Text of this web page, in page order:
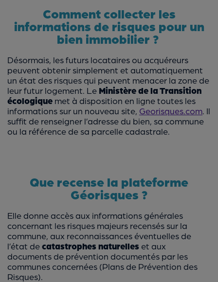
Comment collecter les
informations de risques pour un
bien immobilier ?
Désormais, les futurs locataires ou acquéreurs
peuvent obtenir simplement et automatiquement
un état des risques qui peuvent menacer la zone de
leur futur logement. Le Ministère de la Transition
écologique met à disposition en ligne toutes les
informations sur un nouveau site, Georisques.com . Il
suffit de renseigner l’adresse du bien, sa commune
ou la référence de sa parcelle cadastrale.
Que recense la plateforme
Géorisques ?
Elle donne accès aux informations générales
concernant les risques majeurs recensés sur la
commune, aux reconnaissances éventuelles de
l’état decatastrophes naturelles et aux
documents de prévention documentés par les
communes concernées (Plans de Prévention des
Risques).